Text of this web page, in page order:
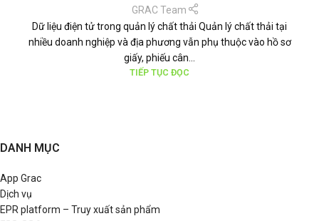
GRAC Team
Dữ liệu điện tử trong quản lý chất thải Quản lý chất thải tại
nhiều doanh nghiệp và địa phương vẫn phụ thuộc vào hồ sơ
giấy, phiếu cân...
TIẾP TỤC ĐỌC
DANH MỤC
App Grac
Dịch vụ
EPR platform – Truy xuất sản phẩm